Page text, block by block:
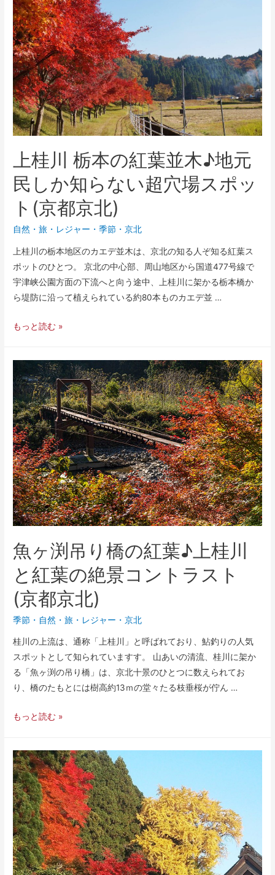
上桂川 栃本の紅葉並木♪地元
民しか知らない超穴場スポッ
ト(京都京北)
自然 ・旅・レジャー ・季節 ・京北
上桂川の栃本地区のカエデ並木は、京北の知る人ぞ知る紅葉ス
ポットのひとつ。 京北の中心部、周山地区から国道477号線で
宇津峡公園方面の下流へと向う途中、上桂川に架かる栃本橋か
ら堤防に沿って植えられている約80本ものカエデ並 …
もっと読む »
魚ヶ渕吊り橋の紅葉♪上桂川
と紅葉の絶景コントラスト
(京都京北)
季節 ・ 自然 ・旅・レジャー ・京北
桂川の上流は、通称「上桂川」と呼ばれており、鮎釣りの人気
スポットとして知られていますす。 山あいの清流、桂川に架か
る「魚ヶ渕の吊り橋」は、京北十景のひとつに数えられてお
り、橋のたもとには樹高約13ｍの堂々たる枝垂桜が佇ん …
もっと読む »